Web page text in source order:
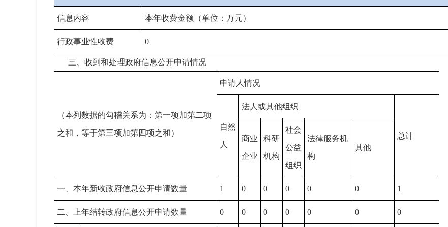
信息内容 本年收费金额（单位：万元）
行政事业性收费 0
三、收到和处理政府信息公开申请情况
（本列数据的勾稽关系为：第一项加第二项
之和，等于第三项加第四项之和）
申请人情况
自然
人
法人或其他组织
总计
商业
企业
科研
机构
社会
公益
组织
法律服务机
构
其他
一、本年新收政府信息公开申请数量 1 0 0 0 0 0 1
二、上年结转政府信息公开申请数量 0 0 0 0 0 0 0